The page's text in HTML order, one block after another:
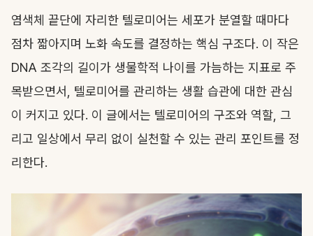
염색체 끝단에 자리한 텔로미어는 세포가 분열할 때마다
점차 짧아지며 노화 속도를 결정하는 핵심 구조다. 이 작은
DNA 조각의 길이가 생물학적 나이를 가늠하는 지표로 주
목받으면서, 텔로미어를 관리하는 생활 습관에 대한 관심
이 커지고 있다. 이 글에서는 텔로미어의 구조와 역할, 그
리고 일상에서 무리 없이 실천할 수 있는 관리 포인트를 정
리한다.